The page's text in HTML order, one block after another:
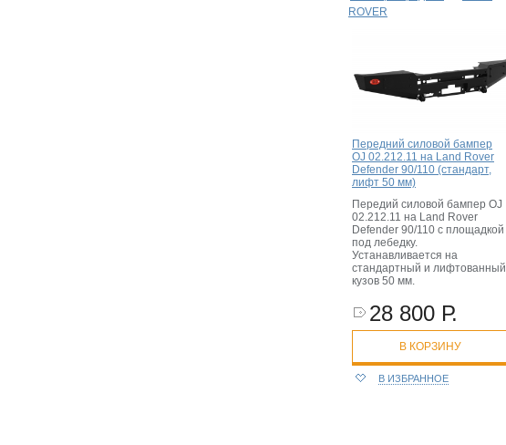
ROVER
Передний силовой бампер
OJ 02.212.11 на Land Rover
Defender 90/110 (стандарт,
лифт 50 мм)
Передий силовой бампер OJ
02.212.11 на Land Rover
Defender 90/110 с площадкой
под лебедку.
Устанавливается на
стандартный и лифтованный
кузов 50 мм.
28 800 Р.
В КОРЗИНУ
В ИЗБРАННОЕ